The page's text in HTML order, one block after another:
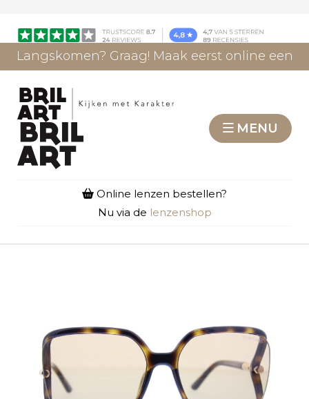
Langskomen? Graag! Maak eerst online een
MENU
Online lenzen bestellen?
Nu via de lenzenshop